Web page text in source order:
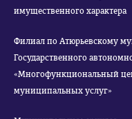
имущественного характера
Филиал по Атюрьевскому
Государственного
«Многофункциональный
муниципальных услуг»